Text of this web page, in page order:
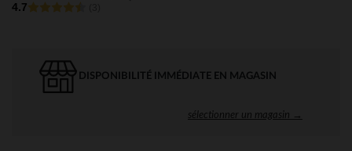
4.7
DISPONIBILITÉ IMMÉDIATE EN MAGASIN
sélectionner un magasin →